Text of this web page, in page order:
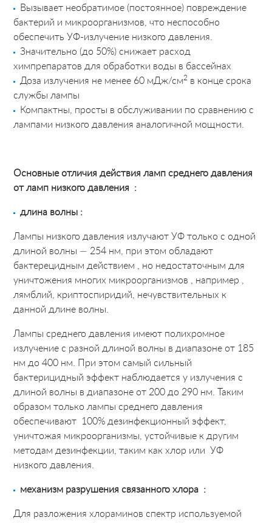
Вызывает необратимое (постоянное) повреждение
бактерий и микроорганизмов, что неспособно
обеспечить УФ-излучение низкого давления.
Значительно (до 50%) снижает расход
химпрепаратов для обработки воды в бассейнах
Доза излучения не менее 60 мДж/см2 в конце срока
службы лампы
Компактны, просты в обслуживании по сравнению с
лампами низкого давления аналогичной мощности.
Основные отличия действия ламп среднего давления
от ламп низкого давления :
длина волны :
Лампы низкого давления излучают УФ только с одной
длиной волны — 254 нм, при этом обладают
бактерецидным действием , но недостаточным для
уничтожения многих микроорганизмов , например ,
лямблий, криптоспиридий, нечувствительных к
данной длине волны.
Лампы среднего давления имеют полихромное
излучение с разной длиной волны в диапазоне от 185
нм до 400 нм. При этом самый сильный
бактерицидный эффект наблюдается у излучения с
длиной волны в диапазоне от 200 до 290 нм. Таким
образом только лампы среднего давления
обеспечивают 100% дезинфекционный эффект,
уничтожая микроорганизмы, устойчивые к другим
методам дезинфекции, таким как хлор или УФ
низкого давления.
механизм разрушения связанного хлора :
Для разложения хлораминов спектр используемой